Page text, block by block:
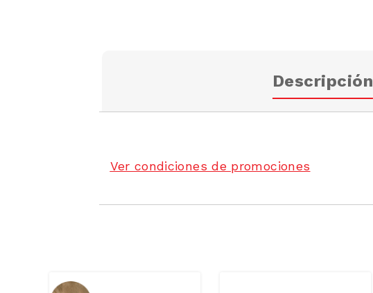
Descripción
Ver condiciones de promociones